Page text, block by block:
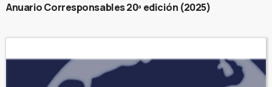
Anuario Corresponsables 20ª edición (2025)